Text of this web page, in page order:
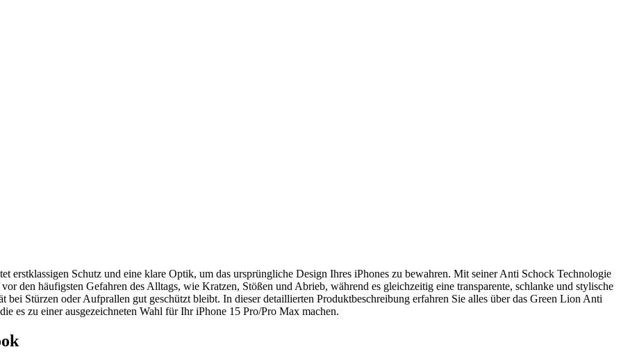
erstklassigen Schutz und eine klare Optik, um das ursprüngliche Design Ihres iPhones zu bewahren. Mit seiner Anti Schock Technologie
den häufigsten Gefahren des Alltags, wie Kratzen, Stößen und Abrieb, während es gleichzeitig eine transparente, schlanke und stylische
Stürzen oder Aufprallen gut geschützt bleibt. In dieser detaillierten Produktbeschreibung erfahren Sie alles über das Green Lion Anti
es zu einer ausgezeichneten Wahl für Ihr iPhone 15 Pro/Pro Max machen.